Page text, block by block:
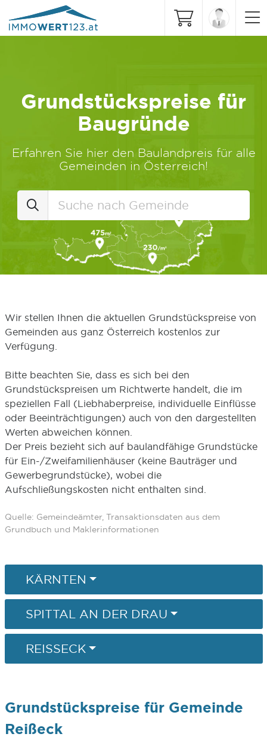
Grundstückspreise für
Baugründe
Erfahren Sie hier den Baulandpreis für alle
Gemeinden in Österreich!
Wir stellen Ihnen die aktuellen Grundstückspreise von
Gemeinden aus ganz Österreich kostenlos zur
Verfügung.
Bitte beachten Sie, dass es sich bei den
Grundstückspreisen um Richtwerte handelt, die im
speziellen Fall (Liebhaberpreise, individuelle Einflüsse
oder Beeinträchtigungen) auch von den dargestellten
Werten abweichen können.
Der Preis bezieht sich auf baulandfähige Grundstücke
für Ein-/Zweifamilienhäuser (keine Bauträger und
Gewerbegrundstücke), wobei die
Aufschließungskosten nicht enthalten sind.
Quelle: Gemeindeämter, Transaktionsdaten aus dem
Grundbuch und Maklerinformationen
KÄRNTEN
SPITTAL AN DER DRAU
REISSECK
Grundstückspreise für Gemeinde
Reißeck